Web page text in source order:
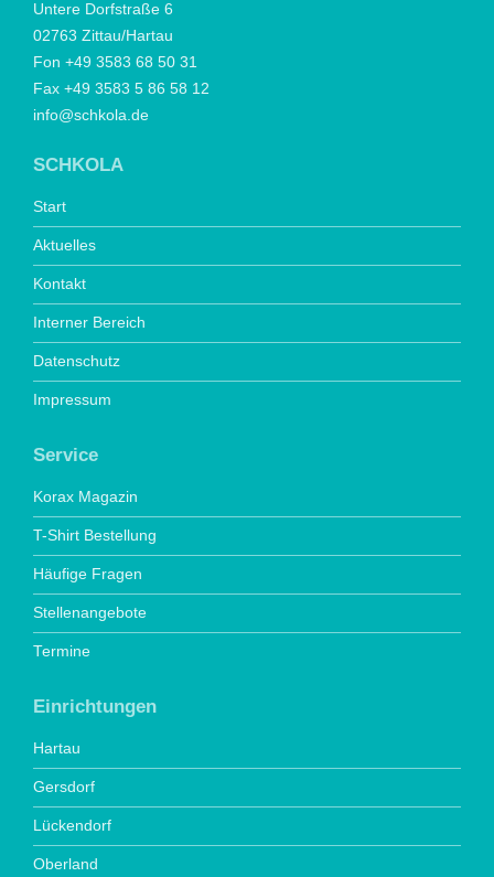
Untere Dorfstraße 6
02763 Zittau/Hartau
Fon +49 3583 68 50 31
Fax +49 3583 5 86 58 12
info@schkola.de
SCHKOLA
Start
Aktuelles
Kontakt
Interner Bereich
Datenschutz
Impressum
Service
Korax Magazin
T-Shirt Bestellung
Häufige Fragen
Stellenangebote
Termine
Einrichtungen
Hartau
Gersdorf
Lückendorf
Oberland